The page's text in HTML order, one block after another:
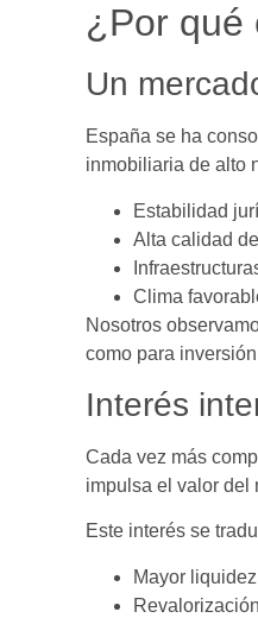
¿Por qué
Un
España se ha
inmobiliaria de alto
Estabilidad
Alta calidad
Clima
Nosotros
como para
Interés
Cada vez más
impulsa el valor del
Este interés se
Mayor liquidez